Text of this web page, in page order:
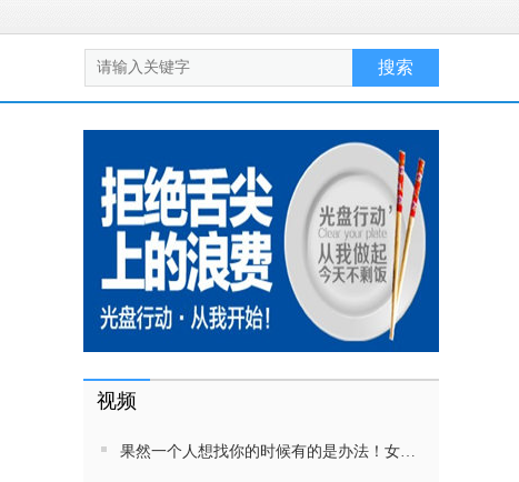
视频
果然一个人想找你的时候有的是办法！女生吵架将男友拉黑，结果男友给家里狗打电话了！汪：吵死了，一会就去把号码注销